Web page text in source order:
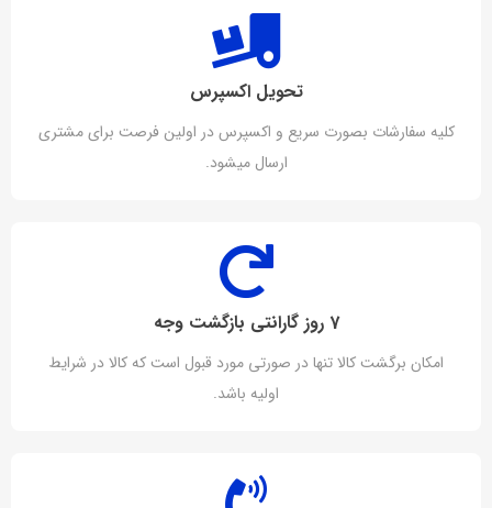
تحویل اکسپرس
کلیه سفارشات بصورت سریع و اکسپرس در اولین فرصت برای مشتری
ارسال میشود.
7 روز گارانتی بازگشت وجه
امکان برگشت کالا تنها در صورتی مورد قبول است که کالا در شرایط
اولیه باشد.